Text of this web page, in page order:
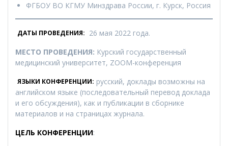
ФГБОУ ВО КГМУ Минздрава России, г. Курск, Россия
ДАТЫ ПРОВЕДЕНИЯ: 26 мая 2022 года.
МЕСТО ПРОВЕДЕНИЯ: Курский государственный
медицинский университет, ZOOM-конференция
ЯЗЫКИ КОНФЕРЕНЦИИ: русский, доклады возможны на
английском языке (последовательный перевод доклада
и его обсуждения), как и публикации в сборнике
материалов и на страницах журнала.
ЦЕЛЬ КОНФЕРЕНЦИИ: